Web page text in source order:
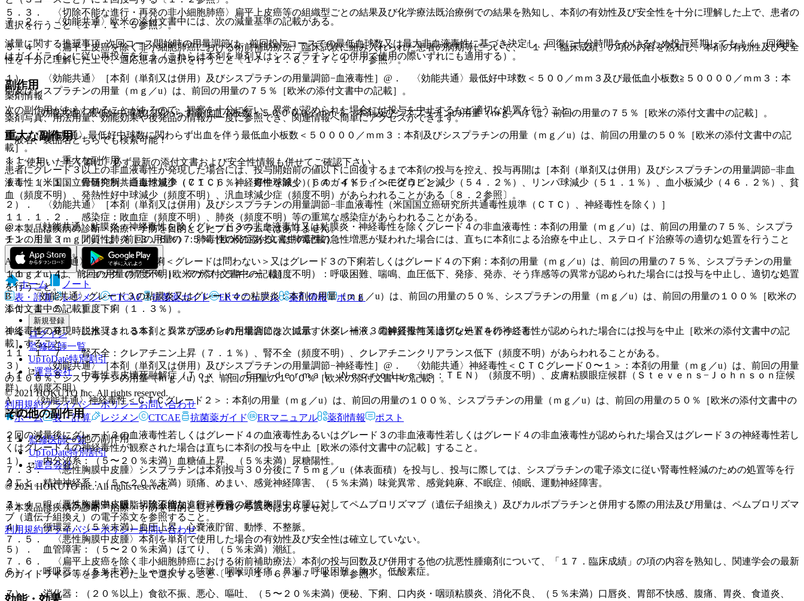
５．３． 〈切除不能な進行・再発の非小細胞肺癌〉扁平上皮癌等の組織型ごとの結果及び化学療法既治療例での結果を熟知し、本剤の有効性及び安全性を十分に理解した上で、患者の
選択を行うこと〔１７．１．５参照〕。
５．４． 〈扁平上皮癌を除く非小細胞肺癌における術前補助療法〉臨床試験に組み入れられた患者の病期等について、「１７．臨床成績」の項の内容を熟知し、本剤の有効性及び安全
性を十分に理解した上で、適応患者の選択を行うこと〔１７．１．６、１７．１．７参照〕。
副作用
次の副作用があらわれることがあるので、観察を十分に行い、異常が認められた場合には投与を中止するなど適切な処置を行うこと。
重大な副作用
１１．１． 重大な副作用
１１．１．１． 骨髄抑制：白血球減少（７１．６％）、好中球減少（６４．４％）、ヘモグロビン減少（５４．２％）、リンパ球減少（５１．１％）、血小板減少（４６．２％）、貧
血（頻度不明）、発熱性好中球減少（頻度不明）、汎血球減少症（頻度不明）があらわれることがある〔８．２参照〕。
１１．１．２． 感染症：敗血症（頻度不明）、肺炎（頻度不明）等の重篤な感染症があらわれることがある。
１１．１．３． 間質性肺炎（３．６％）：肺毒性の発症あるいは肺毒性の急性増悪が疑われた場合には、直ちに本剤による治療を中止し、ステロイド治療等の適切な処置を行うこと
〔８．３参照〕。
１１．１．４． ショック（頻度不明）、アナフィラキシー（頻度不明）：呼吸困難、喘鳴、血圧低下、発疹、発赤、そう痒感等の異常が認められた場合には投与を中止し、適切な処置
を行うこと。
１１．１．５． 重度下痢（１．３％）。
１１．１．６． 脱水（１．３％）：異常が認められた場合には、減量、休薬、補液、電解質投与等適切な処置を行うこと。
１１．１．７． 腎不全：クレアチニン上昇（７．１％）、腎不全（頻度不明）、クレアチニンクリアランス低下（頻度不明）があらわれることがある。
１１．１．８． 中毒性表皮壊死融解症（Ｔｏｘｉｃ Ｅｐｉｄｅｒｍａｌ Ｎｅｃｒｏｌｙｓｉｓ：ＴＥＮ）（頻度不明）、皮膚粘膜眼症候群（Ｓｔｅｖｅｎｓ−Ｊｏｈｎｓｏｎ症候
群）（頻度不明）。
その他の副作用
１１．２． その他の副作用
１）． 内分泌系：（５〜２０％未満）血糖値上昇、（５％未満）尿糖陽性。
２）． 精神神経系：（５〜２０％未満）頭痛、めまい、感覚神経障害、（５％未満）味覚異常、感覚鈍麻、不眠症、傾眠、運動神経障害。
３）． 眼：（５％未満）眼脂、流涙増加、眼球乾燥、結膜炎。
４）． 循環器：（５％未満）血圧上昇、心嚢液貯留、動悸、不整脈。
５）． 血管障害：（５〜２０％未満）ほてり、（５％未満）潮紅。
６）． 呼吸器：（５％未満）しゃっくり、咳嗽、咽喉頭疼痛、鼻漏、呼吸困難、胸水、低酸素症。
７）． 消化器：（２０％以上）食欲不振、悪心、嘔吐、（５〜２０％未満）便秘、下痢、口内炎・咽頭粘膜炎、消化不良、（５％未満）口唇炎、胃部不快感、腹痛、胃炎、食道炎、
７．２． 〈効能共通〉欧米の添付文書中には、次の減量基準の記載がある。
減量に関する推奨事項−次回コース開始時の用量調節は、前回投与コースでの最低血球数又は最大非血液毒性に基づき決定し、回復に十分時間をかけるため投与延期してもよく、回復時
はガイドラインに従い再投与を行う（これらは本剤を単剤又はシスプラチンとの併用で使用の際いずれにも適用する）。
１）． 〈効能共通〉［本剤（単剤又は併用）及びシスプラチンの用量調節−血液毒性］@． 〈効能共通〉最低好中球数＜５００／ｍｍ３及び最低血小板数≧５００００／ｍｍ３：本
剤及びシスプラチンの用量（ｍｇ／u）は、前回の用量の７５％［欧米の添付文書中の記載］。
A． 〈効能共通〉最低好中球数に関わらず最低血小板数＜５００００／ｍｍ３：本剤及びシスプラチンの用量（ｍｇ／u）は、前回の用量の７５％［欧米の添付文書中の記載］。
B． 〈効能共通〉最低好中球数に関わらず出血を伴う最低血小板数＜５００００／ｍｍ３：本剤及びシスプラチンの用量（ｍｇ／u）は、前回の用量の５０％［欧米の添付文書中の記
載］。
患者にグレード３以上の非血液毒性が発現した場合には、投与開始前の値以下に回復するまで本剤の投与を控え、投与再開は［本剤（単剤又は併用）及びシスプラチンの用量調節−非血
液毒性（米国国立癌研究所共通毒性規準（ＣＴＣ）、神経毒性を除く）］のガイドラインに従うこと。
２）． 〈効能共通〉［本剤（単剤又は併用）及びシスプラチンの用量調節−非血液毒性（米国国立癌研究所共通毒性規準（ＣＴＣ）、神経毒性を除く）］
@． 〈効能共通〉粘膜炎・神経毒性を除くグレード３の非血液毒性又は粘膜炎・神経毒性を除くグレード４の非血液毒性：本剤の用量（ｍｇ／u）は、前回の用量の７５％、シスプラ
チンの用量（ｍｇ／u）は、前回の用量の７５％［欧米の添付文書中の記載］。
A． 〈効能共通〉入院を要する下痢＜グレードは問わない＞又はグレード３の下痢若しくはグレード４の下痢：本剤の用量（ｍｇ／u）は、前回の用量の７５％、シスプラチンの用量
（ｍｇ／u）は、前回の用量の７５％［欧米の添付文書中の記載］。
B． 〈効能共通〉グレード３の粘膜炎又はグレード４の粘膜炎：本剤の用量（ｍｇ／u）は、前回の用量の５０％、シスプラチンの用量（ｍｇ／u）は、前回の用量の１００％［欧米の
添付文書中の記載］。
神経毒性の発現時に推奨される本剤とシスプラチンの用量調節を次に示す。グレード３の神経毒性又はグレード４の神経毒性が認められた場合には投与を中止［欧米の添付文書中の記
載］すること。
３）． 〈効能共通〉［本剤（単剤又は併用）及びシスプラチンの用量調節−神経毒性］@． 〈効能共通〉神経毒性＜ＣＴＣグレード０〜１＞：本剤の用量（ｍｇ／u）は、前回の用量
の１００％、シスプラチンの用量（ｍｇ／u）は、前回の用量の１００％［欧米の添付文書中の記載］。
A． 〈効能共通〉神経毒性＜ＣＴＣグレード２＞：本剤の用量（ｍｇ／u）は、前回の用量の１００％、シスプラチンの用量（ｍｇ／u）は、前回の用量の５０％［欧米の添付文書中の
記載］。
２回の減量後にグレード３の血液毒性若しくはグレード４の血液毒性あるいはグレード３の非血液毒性若しくはグレード４の非血液毒性が認められた場合又はグレード３の神経毒性若し
くはグレード４の神経毒性が観察された場合は直ちに本剤の投与を中止［欧米の添付文書中の記載］すること。
７．３． 〈悪性胸膜中皮腫〉シスプラチンは本剤投与３０分後に７５ｍｇ／u（体表面積）を投与し、投与に際しては、シスプラチンの電子添文に従い腎毒性軽減のための処置等を行
うこと。
７．４． 〈悪性胸膜中皮腫〉切除不能な進行・再発の悪性胸膜中皮腫に対してペムブロリズマブ（遺伝子組換え）及びカルボプラチンと併用する際の用法及び用量は、ペムブロリズマ
ブ（遺伝子組換え）の電子添文を参照すること。
７．５． 〈悪性胸膜中皮腫〉本剤を単剤で使用した場合の有効性及び安全性は確立していない。
７．６． 〈扁平上皮癌を除く非小細胞肺癌における術前補助療法〉本剤の投与回数及び併用する他の抗悪性腫瘍剤について、「１７．臨床成績」の項の内容を熟知し、関連学会の最新
のガイドライン等を参考にした上で選択すること〔１７．１．６、１７．１．７参照〕。
薬剤情報
薬剤写真、用法用量、効能効果や後発品の情報が一度に参照でき、関連情報へ簡単にアクセスができます。
一般名、製品名どちらでも検索可能！
※ ご使用いただく際に、必ず最新の添付文書および安全性情報も併せてご確認下さい。
※本製品は疾病の診断・治療・予防を目的としたプログラムではありません。
ホーム
ノート
表・計算
レジメン CTCAE 抗菌薬ガイド ERマニュアル 薬剤情報 ポスト
新規登録
ログイン
監修医師一覧
UpToDate特別割引
運営会社
© 2021 HOKUTO Inc. All rights reserved.
利用規約プライバシーポリシーお問い合わせ
ホーム
表・計算 レジメン CTCAE 抗菌薬ガイド ERマニュアル 薬剤情報 ポスト
監修医師一覧
UpToDate特別割引
運営会社
© 2021 HOKUTO Inc. All rights reserved.
※本製品は疾病の診断・治療・予防を目的としたプログラムではありません。
利用規約プライバシーポリシーお問い合わせ